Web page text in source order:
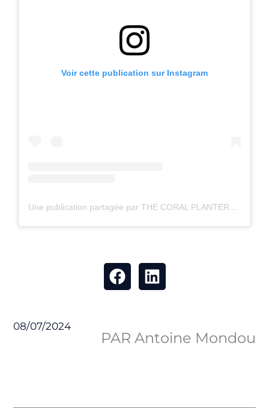
Voir cette publication sur Instagram
Une publication partagée par THE CORAL PLANTERS (@thecoralplanters)
08/07/2024
PAR Antoine Mondou